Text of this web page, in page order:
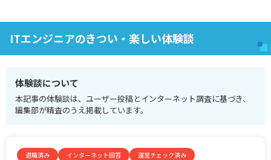
ITエンジニアのきつい・楽しい体験談
体験談について
本記事の体験談は、ユーザー投稿とインターネット調査に基づき、
編集部が精査のうえ掲載しています。
退職済み インターネット回答 運営チェック済み